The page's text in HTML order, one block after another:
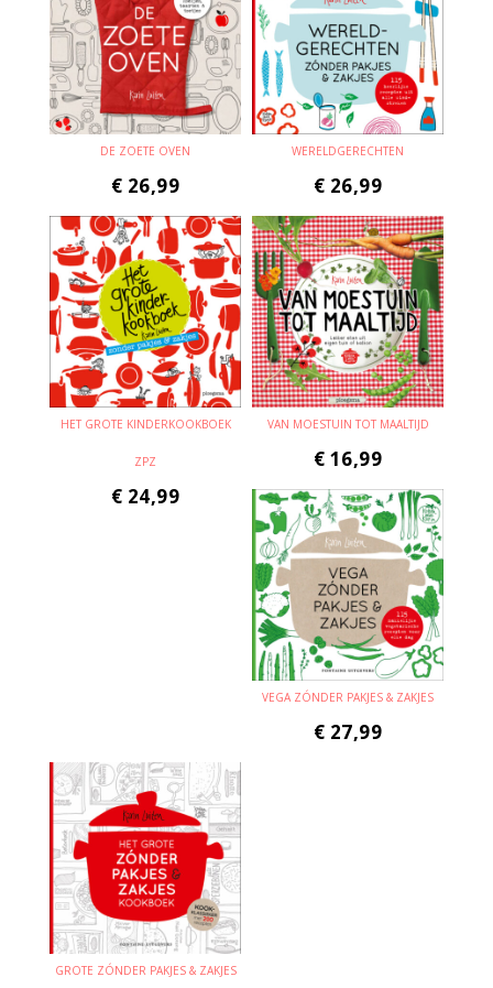
DE ZOETE OVEN
€ 26,99
WERELDGERECHTEN
€ 26,99
HET GROTE KINDERKOOKBOEK
ZPZ
€ 24,99
VAN MOESTUIN TOT MAALTIJD
€ 16,99
VEGA ZÓNDER PAKJES & ZAKJES
€ 27,99
GROTE ZÓNDER PAKJES & ZAKJES